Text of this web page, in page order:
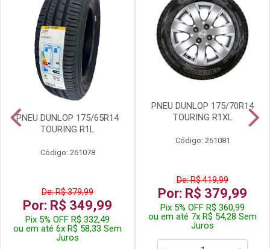
PNEU DUNLOP 175/65R14
TOURING R1L
Código: 261078
De: R$ 379,99
Por: R$ 349,99
Pix 5% OFF R$ 332,49
ou em até 6x R$ 58,33 Sem
Juros
PNEU DUNLOP 175/70R14
TOURING R1XL
Código: 261081
De: R$ 419,99
Por: R$ 379,99
Pix 5% OFF R$ 360,99
ou em até 7x R$ 54,28 Sem
Juros